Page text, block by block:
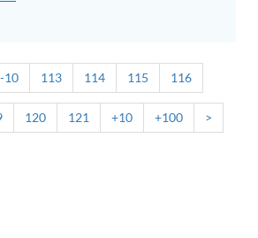
-10 113 114 115 116
120 121 +10 +100 >